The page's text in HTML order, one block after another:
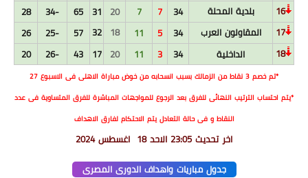
16
بلدية المحلة 34
7
7
20
31
65
-34
28
17
المقاولون العرب 34
5
11
18
32
57
-25
26
18
الداخلية 34
3
11
20
17
43
-26
20
*تم خصم 3 نقاط من الزمالك بسبب انسحابه من خوض مباراة الاهلى فى الاسبوع 27
*يتم احتساب الترتيب النهائى للفرق بعد الرجوع للمواجهات المباشرة للفرق المتساوية فى عدد
النقاط و فى حالة التعادل يتم الاحتكام لفارق الاهداف
اخر تحديث 23:05 الاحد 18 اغسطس 2024
جدول مباريات واهداف الدورى المصرى